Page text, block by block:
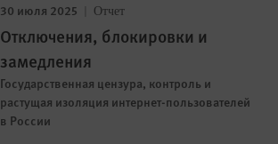
30 июля 2025 Отчет
Отключения, блокировки и
замедления
Государственная цензура, контроль и
растущая изоляция интернет-пользователей
в России